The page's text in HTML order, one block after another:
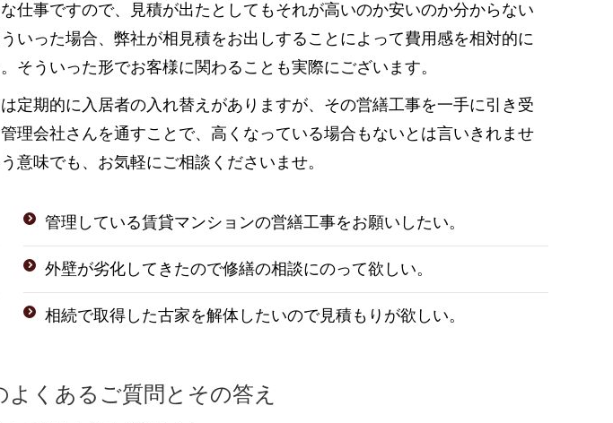
仕事ですので、見積が出たとしてもそれが高いのか安いのか分からない
いった場合、弊社が相見積をお出しすることによって費用感を相対的に
そういった形でお客様に関わることも実際にございます。
定期的に入居者の入れ替えがありますが、その営繕工事を一手に引き受
理会社さんを通すことで、高くなっている場合もないとは言いきれませ
意味でも、お気軽にご相談くださいませ。
管理している賃貸マンションの営繕工事をお願いしたい。
外壁が劣化してきたので修繕の相談にのって欲しい。
相続で取得した古家を解体したいので見積もりが欲しい。
くあるご質問とその答え